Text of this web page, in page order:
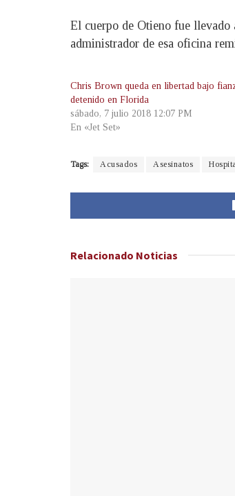
El cuerpo de Otieno fue
administrador de esa oficina
Chris Brown queda en libertad bajo
detenido en Florida
sábado, 7 julio 2018 12:07 PM
En «Jet Set»
Tags: Acusados Asesinatos
Relacionado Noticias